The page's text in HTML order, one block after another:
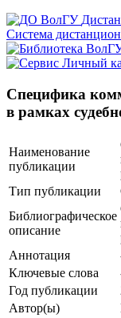
Система
Специфика
в рамках
Наименование
публикации
Тип публикации
Библиографическое
описание
Аннотация
Ключевые cлова
Год публикации
Автор(ы)